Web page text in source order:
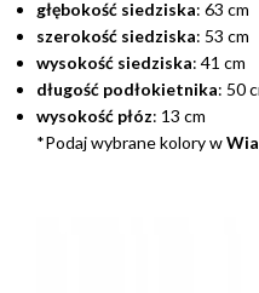
głębokość siedziska: 63 cm
szerokość siedziska: 53 cm
wysokość siedziska: 41 cm
długość podłokietnika: 50
wysokość płóz: 13 cm
*Podaj wybrane kolory w